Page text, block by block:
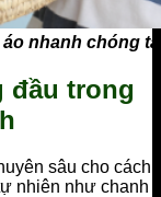
nhanh chóng
đầu trong
sâu cho cách
nhiên như chanh